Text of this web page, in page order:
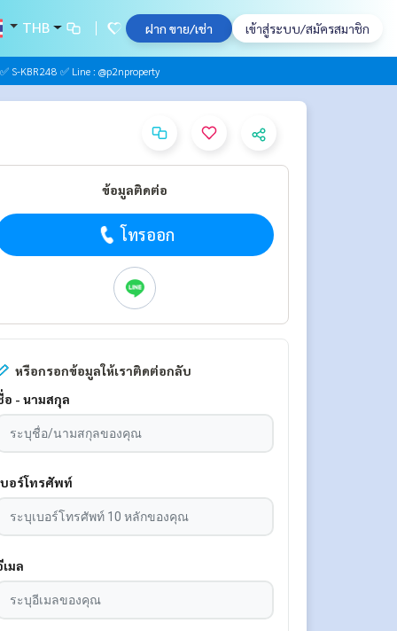
THB ฝาก ขาย/เช่า เข้าสู่ระบบ/สมัครสมาชิก
✅ S-KBR248 ✅ Line : @p2nproperty
ข้อมูลติดต่อ
โทรออก
หรือกรอกข้อมูลให้เราติดต่อกลับ
อ - นามสกุล
บอร์โทรศัพท์
มล